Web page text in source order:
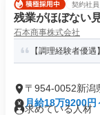
契約社員
残業がほぼない
石本商事株式会社
【調理経験者優
〒954-0052新潟
月給18万9200円
求めている人材